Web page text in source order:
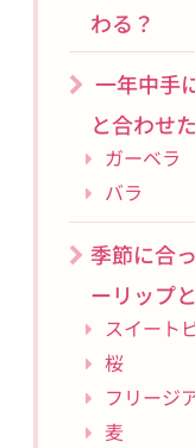
わる？
一年中手
と合わせ
ガーベラ
バラ
季節に合
ーリップ
スイート
桜
フリージ
麦